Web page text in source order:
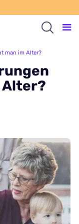
man im Alter?